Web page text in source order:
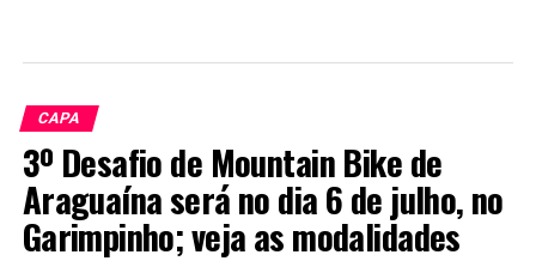
CAPA
3º Desafio de Mountain Bike de
Araguaína será no dia 6 de julho, no
Garimpinho; veja as modalidades